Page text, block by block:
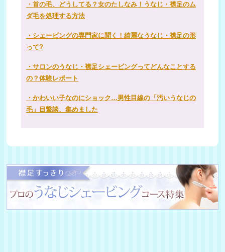
・首の毛、どうしてる？女のたしなみ！うなじ・襟足のム
ダ毛を処理する方法
・シェービングの専門家に聞く！綺麗なうなじ・襟足の形
って?
・サロンのうなじ・襟足シェービングってどんなことする
の？体験レポート
・かわいい子なのにショック…男性目線の「汚いうなじの
毛」目撃談、集めました